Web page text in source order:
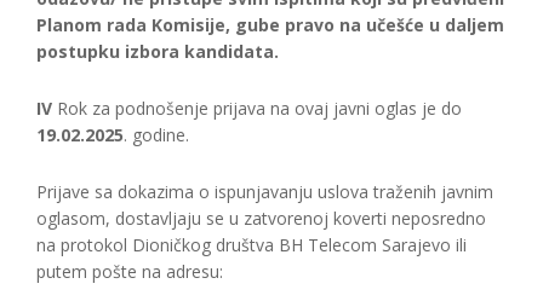
Planom rada Komisije, gube pravo na učešće u daljem
postupku izbora kandidata.
IV Rok za podnošenje prijava na ovaj javni oglas je do
19.02.2025. godine.
Prijave sa dokazima o ispunjavanju uslova traženih javnim
oglasom, dostavljaju se u zatvorenoj koverti neposredno
na protokol Dioničkog društva BH Telecom Sarajevo ili
putem pošte na adresu: